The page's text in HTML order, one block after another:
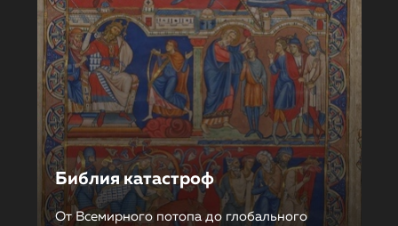
Библия катастроф
От Всемирного потопа до глобального